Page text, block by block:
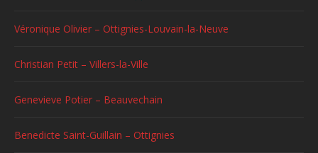
Véronique Olivier – Ottignies-Louvain-la-Neuve
Christian Petit – Villers-la-Ville
Genevieve Potier – Beauvechain
Benedicte Saint-Guillain – Ottignies